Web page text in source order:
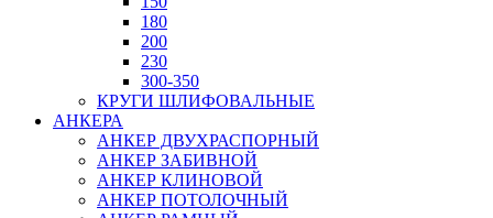
180
200
230
300-350
КРУГИ ШЛИФОВАЛЬНЫЕ
АНКЕРА
АНКЕР ДВУХРАСПОРНЫЙ
АНКЕР ЗАБИВНОЙ
АНКЕР КЛИНОВОЙ
АНКЕР ПОТОЛОЧНЫЙ